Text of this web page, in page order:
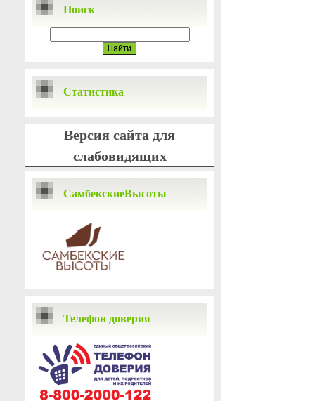
Поиск
Статистика
Версия сайта для
слабовидящих
СамбекскиеВысоты
Телефон доверия